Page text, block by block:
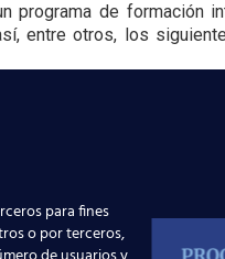
de formación
entre otros, los
de las últimas
para fines
o por terceros,